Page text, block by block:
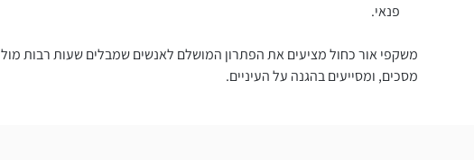
פנאי.
משקפי אור כחול מציעים את הפתרון המושלם לאנשים שמבלים שעות רבות מול
מסכים, ומסייעים בהגנה על העיניים.